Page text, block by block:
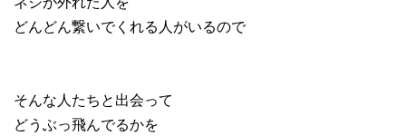
どんどん繋いでくれる人がいるので
そんな人たちと出会って
どうぶっ飛んでるかを